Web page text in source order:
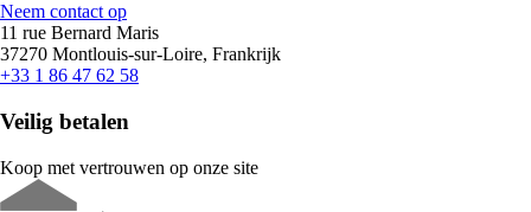
Neem contact op
11 rue Bernard Maris
37270 Montlouis-sur-Loire, Frankrijk
+33 1 86 47 62 58
Veilig betalen
Koop met vertrouwen op onze site